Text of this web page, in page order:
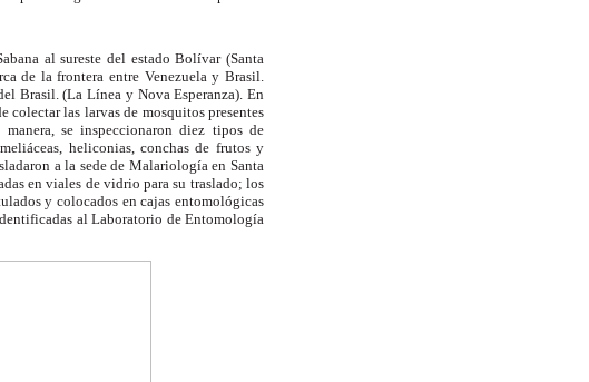
al sureste del estado Bolívar (Santa
de la frontera entre Venezuela y Brasil.
Brasil. (La Línea y Nova Esperanza). En
colectar las larvas de mosquitos presentes
se inspeccionaron diez tipos de
heliconias, conchas de frutos y
a la sede de Malariología en Santa
en viales de vidrio para su traslado; los
y colocados en cajas entomológicas
al Laboratorio de Entomología